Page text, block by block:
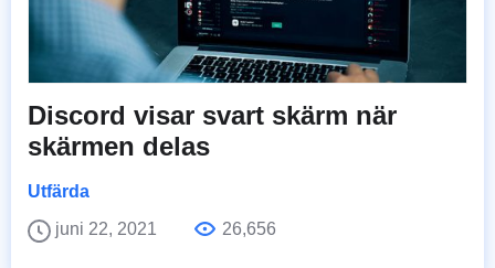
Discord visar svart skärm när
skärmen delas
Utfärda
juni 22, 2021
26,656